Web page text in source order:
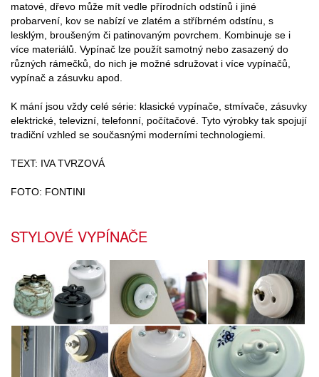
matové, dřevo může mít vedle přírodních odstínů i jiné
probarvení, kov se nabízí ve zlatém a stříbrném odstínu, s
lesklým, broušeným či patinovaným povrchem. Kombinuje se i
více materiálů. Vypínač lze použít samotný nebo zasazený do
různých rámečků, do nich je možné sdružovat i více vypínačů,
vypínač a zásuvku apod.
K mání jsou vždy celé série: klasické vypínače, stmívače, zásuvky
elektrické, televizní, telefonní, počítačové. Tyto výrobky tak spojují
tradiční vzhled se současnými moderními technologiemi.
TEXT: IVA TVRZOVÁ
FOTO: FONTINI
STYLOVÉ VYPÍNAČE